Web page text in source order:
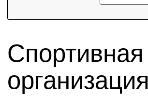
Спортивная
организация